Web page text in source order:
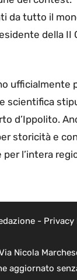
da tutto il
della II
scientifica
d’Ippolito.
storicità e
l’intera
- Privacy
Nicola
aggiornato